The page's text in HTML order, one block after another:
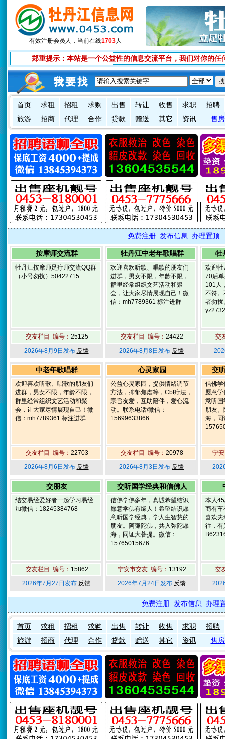
有效注册会员 人，当前在线1703人
郑重提示：本站是一个公益性的信息交流平台，我们对你的
首页 求租 招租 求购 出售 转让 收售 求职
招聘
旅游
招商 代理 合作 贷款 赠送 其它 资讯 售
免费注册 发布信息 办理置顶
按摩师交流群
牡丹江按摩师足疗师交流QQ群
（小号勿扰）50422715
交友栏目 编号： 25125
2026年8月9日发布 反馈
牡丹江中老年歌唱群
欢迎喜欢听歌、唱歌的朋友们
进群，男女不限，年龄不限，
群里经常组织文艺活动和聚
会，让大家尽情展现自己！微
信：mh7789361 标注进群
交友栏目 编号： 24422
2026年8月8日发布 反馈
牡
欢迎牡
70后
101人
不符。
者勿扰
交
中老年歌唱群
欢迎喜欢听歌、唱歌的朋友们
进群，男女不限，年龄不限，
群里经常组织文艺活动和聚
会，让大家尽情展现自己！微
信：mh7789361 标注进群
交友栏目 编号： 22703
2026年8月6日发布 反馈
心灵家园
公益心灵家园，提供情绪调节
方法，抑郁焦虑等，Cbt疗法，
宗旨友爱，互助陪伴，爱心流
动。联系电话/微信：
15699633866
交友栏目 编号： 20978
2026年8月3日发布 反馈
交
信佛学
愿意
意听国
朋友
海，同
宁
交朋友
结交易经爱好者一起学习易经
加微信：18245384768
交友栏目 编号： 15862
2026年7月27日发布 反馈
交听国学经典和信佛人
信佛学佛多年，真诚希望结识
愿意学佛有缘人！希望结识愿
意听国学经典，学人生智慧的
朋友。阿彌陀佛，共入弥陀愿
海，同证大菩提。微信：
15765015676
宁安市交友 编号： 13192
2026年7月24日发布 反馈
本人
商有车
喜欢夫
往，有
交
免费注册 发布信息 办理
首页 求租 招租 求购 出售 转让 收售 求职
招聘
旅游
招商 代理 合作 贷款 赠送 其它 资讯 售